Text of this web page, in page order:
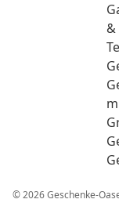
&
© 2026 Geschenke-